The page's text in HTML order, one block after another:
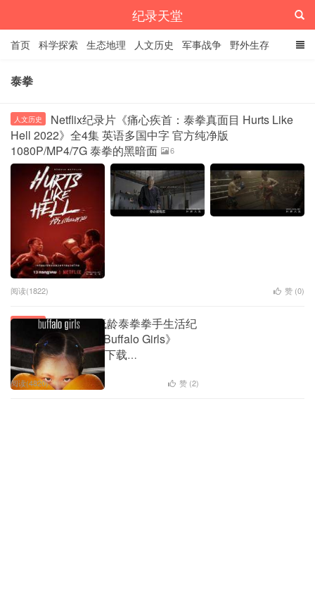
纪录天堂
首页 科学探索 生态地理 人文历史 军事战争 野外生存
经典纪录
泰拳
人文历史
Netflix纪录片《痛心疾首：泰拳真面目 Hurts Like
Hell 2022》全4集 英语多国中字 官方纯净版
1080P/MP4/7G 泰拳的黑暗面
6
阅读(1822) 赞 (0)
人文历史
泰国描写低龄泰拳拳手生活纪
录片《布法罗女孩 Buffalo Girls》
720P高清百度网盘下载
下载失效
7
阅读(4820)
赞 (2)